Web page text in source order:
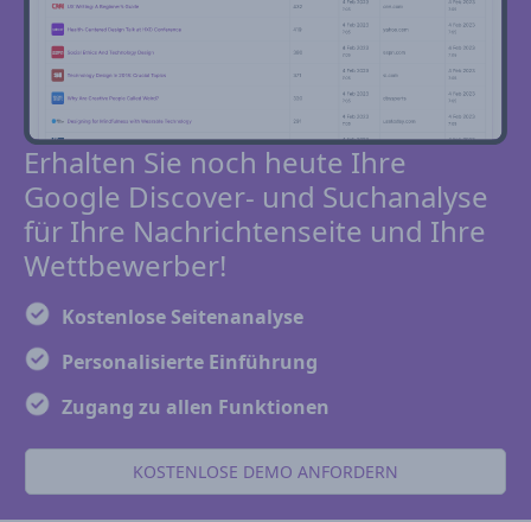
Erhalten Sie noch heute Ihre
Google Discover- und Suchanalyse
für Ihre Nachrichtenseite und Ihre
Wettbewerber!
Kostenlose Seitenanalyse
Personalisierte Einführung
Zugang zu allen Funktionen
KOSTENLOSE DEMO ANFORDERN